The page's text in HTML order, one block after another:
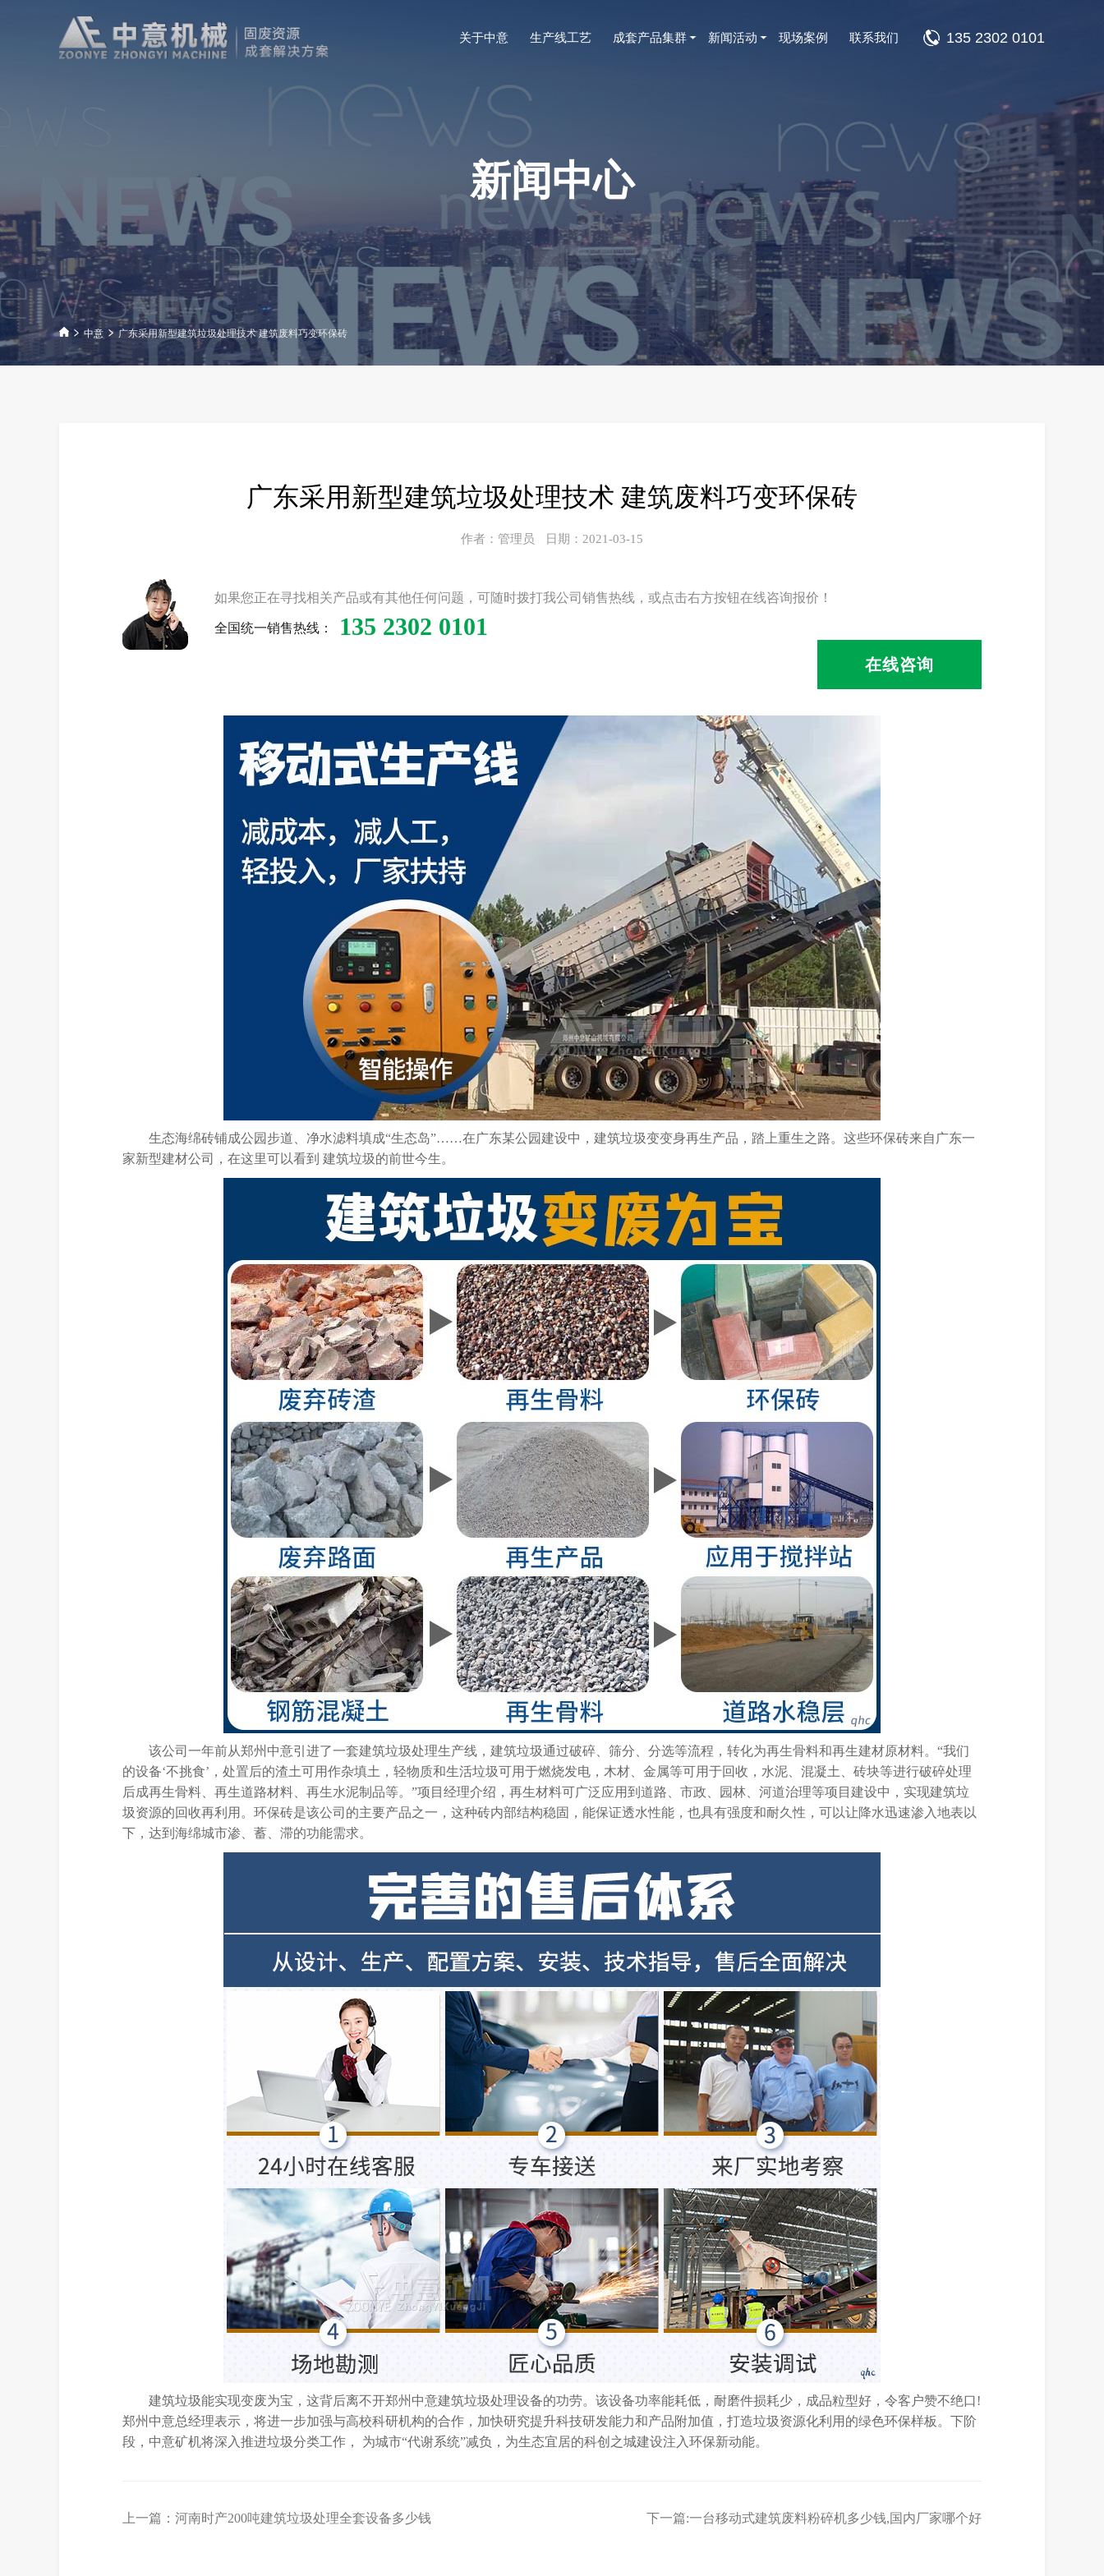
关于中意 生产线工艺 成套产品集群 新闻活动 现场案例 联系我们 135 2302 0101
新闻中心
中意 广东采用新型建筑垃圾处理技术 建筑废料巧变环保砖
广东采用新型建筑垃圾处理技术 建筑废料巧变环保砖
作者：管理员 日期：2021-03-15
如果您正在寻找相关产品或有其他任何问题，可随时拨打我公司销售热线，或点击右方按钮在线咨询报价！
全国统一销售热线： 135 2302 0101
在线咨询
生态海绵砖铺成公园步道、净水滤料填成“生态岛”……在广东某公园建设中，建筑垃圾变变身再生产品，踏上重生之路。这些环保砖来自广东一
家新型建材公司，在这里可以看到 建筑垃圾的前世今生。
该公司一年前从郑州中意引进了一套建筑垃圾处理生产线，建筑垃圾通过破碎、筛分、分选等流程，转化为再生骨料和再生建材原材料。“我们
的设备‘不挑食’，处置后的渣土可用作杂填土，轻物质和生活垃圾可用于燃烧发电，木材、金属等可用于回收，水泥、混凝土、砖块等进行破碎处理
后成再生骨料、再生道路材料、再生水泥制品等。”项目经理介绍，再生材料可广泛应用到道路、市政、园林、河道治理等项目建设中，实现建筑垃
圾资源的回收再利用。环保砖是该公司的主要产品之一，这种砖内部结构稳固，能保证透水性能，也具有强度和耐久性，可以让降水迅速渗入地表以
下，达到海绵城市渗、蓄、滞的功能需求。
建筑垃圾能实现变废为宝，这背后离不开郑州中意建筑垃圾处理设备的功劳。该设备功率能耗低，耐磨件损耗少，成品粒型好，令客户赞不绝口!
郑州中意总经理表示，将进一步加强与高校科研机构的合作，加快研究提升科技研发能力和产品附加值，打造垃圾资源化利用的绿色环保样板。下阶
段，中意矿机将深入推进垃圾分类工作， 为城市“代谢系统”减负，为生态宜居的科创之城建设注入环保新动能。
上一篇： 河南时产200吨建筑垃圾处理全套设备多少钱 下一篇:一台移动式建筑废料粉碎机多少钱,国内厂家哪个好